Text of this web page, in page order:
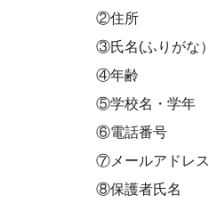
②住所
③氏名(ふりがな）
④年齢
⑤学校名・学年
⑥電話番号
⑦メールアドレス
⑧保護者氏名